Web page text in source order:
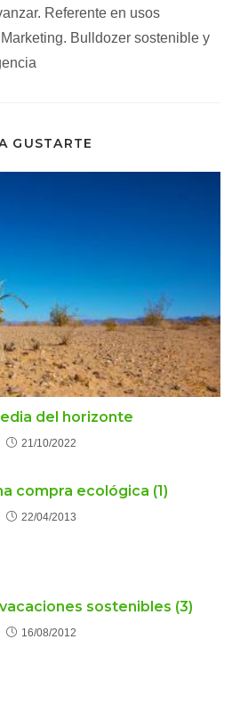
Referente en usos
Bulldozer sostenible y
GUSTARTE
del horizonte
21/10/2022
compra ecológica (1)
22/04/2013
sostenibles (3)
16/08/2012